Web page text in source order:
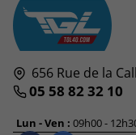
656 Rue de la
05 58 82 32 10
Lun - Ven : 09h00 -